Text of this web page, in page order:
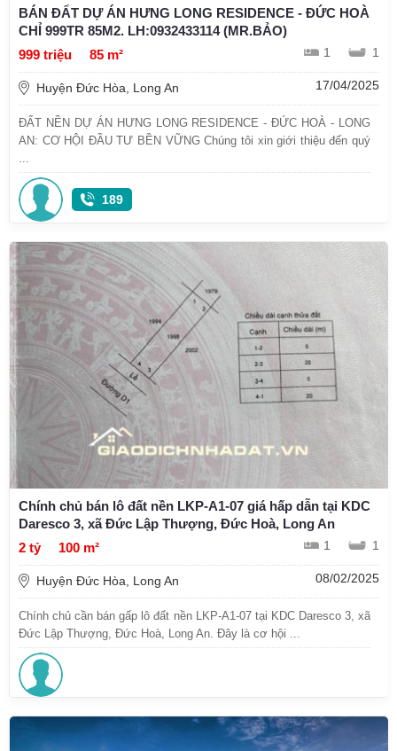
BÁN ĐẤT DỰ ÁN HƯNG LONG RESIDENCE - ĐỨC HOÀ
CHỈ 999TR 85M2. LH:0932433114 (MR.BẢO)
999 triệu
85 m² 1 1
Huyện Đức Hòa, Long An 17/04/2025
ĐẤT NỀN DỰ ÁN HƯNG LONG RESIDENCE - ĐỨC HOÀ - LONG
AN: CƠ HỘI ĐẦU TƯ BỀN VỮNG Chúng tôi xin giới thiệu đến quý
...
189
Chính chủ bán lô đất nền LKP-A1-07 giá hấp dẫn tại KDC
Daresco 3, xã Đức Lập Thượng, Đức Hoà, Long An
2 tỷ
100 m² 1 1
Huyện Đức Hòa, Long An 08/02/2025
Chính chủ cần bán gấp lô đất nền LKP-A1-07 tại KDC Daresco 3, xã
Đức Lập Thượng, Đức Hoà, Long An. Đây là cơ hội ...